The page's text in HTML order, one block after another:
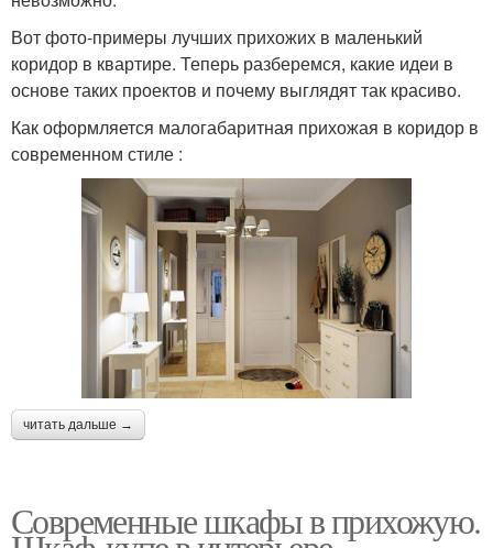
Вот фото-примеры лучших прихожих в маленький
коридор в квартире. Теперь разберемся, какие идеи в
основе таких проектов и почему выглядят так красиво.
Как оформляется малогабаритная прихожая в коридор в
современном стиле :
читать дальше →
Современные шкафы в прихожую.